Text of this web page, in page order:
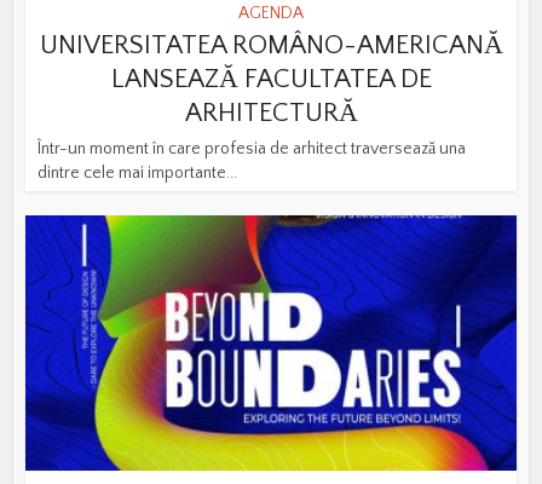
AGENDA
UNIVERSITATEA ROMÂNO-AMERICANĂ
LANSEAZĂ FACULTATEA DE
ARHITECTURĂ
Într-un moment în care profesia de arhitect traversează una
dintre cele mai importante...